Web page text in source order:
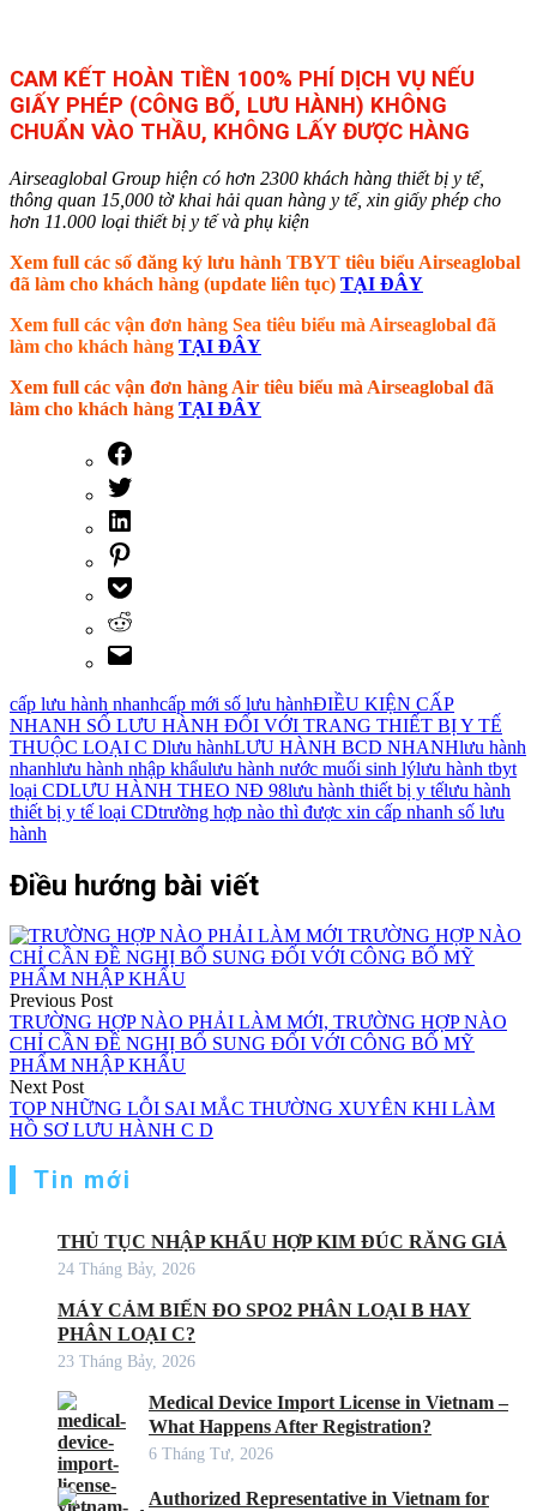
CAM KẾT HOÀN TIỀN 100% PHÍ DỊCH VỤ NẾU
GIẤY PHÉP (CÔNG BỐ, LƯU HÀNH) KHÔNG
CHUẨN VÀO THẦU, KHÔNG LẤY ĐƯỢC HÀNG
Airseaglobal Group hiện có hơn 2300 khách hàng thiết bị y tế,
thông quan 15,000 tờ khai hải quan hàng y tế, xin giấy phép cho
hơn 11.000 loại thiết bị y tế và phụ kiện
Xem full các số đăng ký lưu hành TBYT tiêu biểu Airseaglobal
đã làm cho khách hàng (update liên tục) TẠI ĐÂY
Xem full các vận đơn hàng Sea tiêu biểu mà Airseaglobal đã
làm cho khách hàng TẠI ĐÂY
Xem full các vận đơn hàng Air tiêu biểu mà Airseaglobal đã
làm cho khách hàng TẠI ĐÂY
cấp lưu hành nhanhcấp mới số lưu hànhĐIỀU KIỆN CẤP
NHANH SỐ LƯU HÀNH ĐỐI VỚI TRANG THIẾT BỊ Y TẾ
THUỘC LOẠI C Dlưu hànhLƯU HÀNH BCD NHANHlưu hành
nhanhlưu hành nhập khẩulưu hành nước muối sinh lýlưu hành tbyt
loại CDLƯU HÀNH THEO NĐ 98lưu hành thiết bị y tếlưu hành
thiết bị y tế loại CDtrường hợp nào thì được xin cấp nhanh số lưu
hành
Điều hướng bài viết
Previous Post
TRƯỜNG HỢP NÀO PHẢI LÀM MỚI, TRƯỜNG HỢP NÀO
CHỈ CẦN ĐỀ NGHỊ BỔ SUNG ĐỐI VỚI CÔNG BỐ MỸ
PHẨM NHẬP KHẨU
Next Post
TOP NHỮNG LỖI SAI MẮC THƯỜNG XUYÊN KHI LÀM
HỒ SƠ LƯU HÀNH C D
Tin mới
THỦ TỤC NHẬP KHẨU HỢP KIM ĐÚC RĂNG GIẢ
24 Tháng Bảy, 2026
MÁY CẢM BIẾN ĐO SPO2 PHÂN LOẠI B HAY
PHÂN LOẠI C?
23 Tháng Bảy, 2026
Medical Device Import License in Vietnam –
What Happens After Registration?
6 Tháng Tư, 2026
Authorized Representative in Vietnam for